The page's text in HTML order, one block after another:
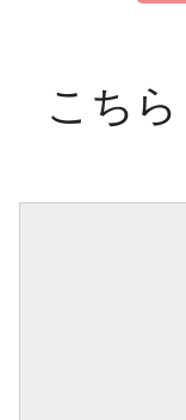
こち